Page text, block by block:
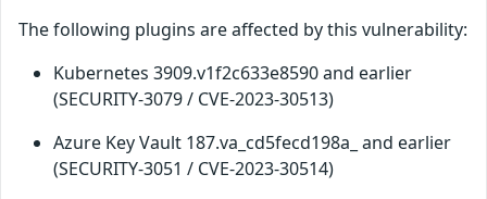
The following plugins are affected by this vulnerability:
Kubernetes 3909.v1f2c633e8590 and earlier
(SECURITY-3079 / CVE-2023-30513)
Azure Key Vault 187.va_cd5fecd198a_ and earlier
(SECURITY-3051 / CVE-2023-30514)